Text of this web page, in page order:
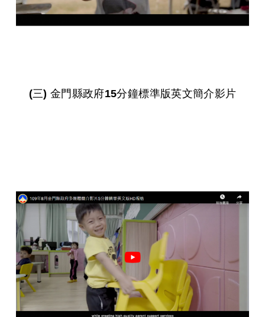
(三) 金門縣政府15分鐘標準版英文簡介影片